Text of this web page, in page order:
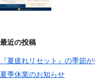
最近の投稿
『夏疲れリセット』の季節が
夏季休業のお知らせ